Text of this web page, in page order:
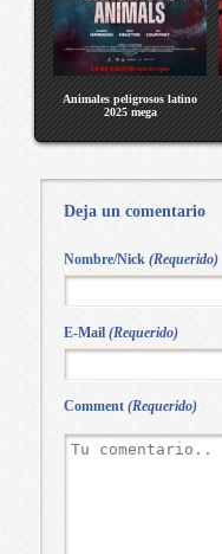
Animales peligrosos latino
2025 mega
Deja un comentario
Comment (Requerido)
Nombre/Nick (Requerido)
E-Mail (Requerido)